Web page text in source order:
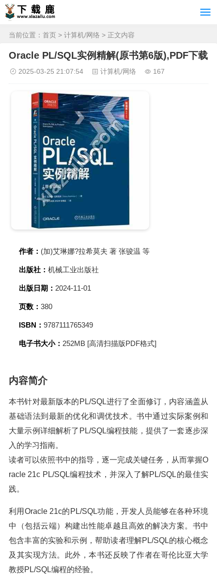
当前位置： 首页 > 计算机/网络 > 正文内容
Oracle PL/SQL实例精解(原书第6版),PDF下载
2025-03-25 21:07:54 计算机/网络 167
作者： (加)艾琳娜?拉希莫夫 著 张骏温 等
出版社： 机械工业出版社
出版日期： 2024-11-01
页数： 380
ISBN： 9787111765349
电子书大小： 252MB [高清扫描版PDF格式]
内容简介
本书针对最新版本的PL/SQL进行了全面修订，内容涵盖从
基础语法到最新的优化和调优技术。书中通过实际案例和
大量示例详细解析了PL/SQL编程技能，提供了一套逐步深
入的学习指南。
读者可以依照书中的指导，逐一完成关键任务，从而掌握O
racle 21c PL/SQL编程技术，并深入了解PL/SQL的最佳实
践。
利用Oracle 21c的PL/SQL功能，开发人员能够在各种环境
中（包括云端）构建出性能卓越且高效的解决方案。书中
包含丰富的实验和示例，帮助读者理解PL/SQL的核心概念
及其实现方法。此外，本书还反映了作者在哥伦比亚大学
教授PL/SQL编程的经验。